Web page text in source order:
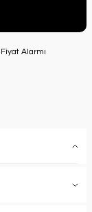
Fiyat Alarmı